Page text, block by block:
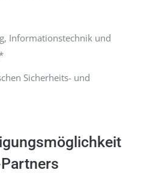
Informationstechnik und
Sicherheits- und